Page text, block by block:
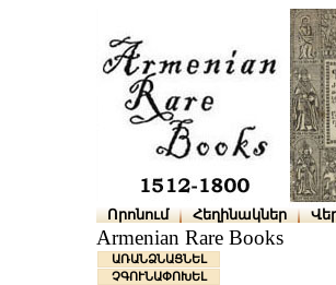
Որոնում Հեղինակներ
Armenian Rare Books
ԱՌԱՆՁՆԱՑՆԵԼ
ՉԳՈՒՆԱՓՈԽԵԼ